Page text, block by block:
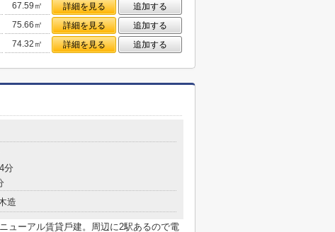
67.59㎡ 詳細を見る
追加する
75.66㎡ 詳細を見る
追加する
74.32㎡ 詳細を見る 追加する
分
造
ューアル賃貸⼾建。周辺に2駅あるので電